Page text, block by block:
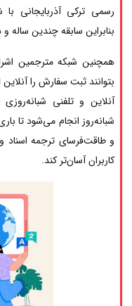
رسمی ترکی آذربایجانی
بنابراین سابقه چندین
همچنین شبکه مترجمین
بتوانند ثبت سفارش را
آنلاین و تلفنی
شبانه‌روز انجام می‌شود تا
و طاقت‌فرسای ترجمه اسناد
کاربران آسان‌تر کند.